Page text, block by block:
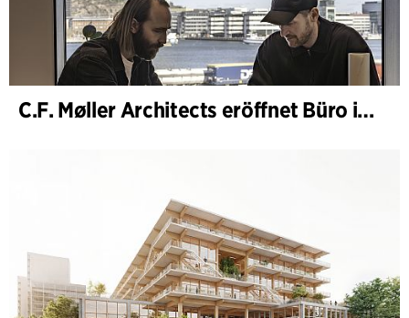
C.F. Møller Architects eröffnet Büro in Göteborg